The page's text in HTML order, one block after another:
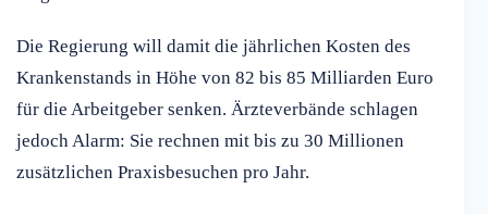
Die Regierung will damit die jährlichen Kosten des
Krankenstands in Höhe von 82 bis 85 Milliarden Euro
für die Arbeitgeber senken. Ärzteverbände schlagen
jedoch Alarm: Sie rechnen mit bis zu 30 Millionen
zusätzlichen Praxisbesuchen pro Jahr.